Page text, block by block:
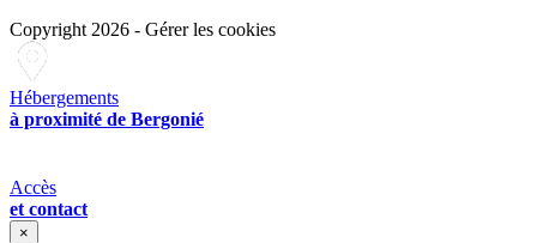
Copyright 2026 - Gérer les cookies
Hébergements
à proximité de Bergonié
Accès
et contact
×